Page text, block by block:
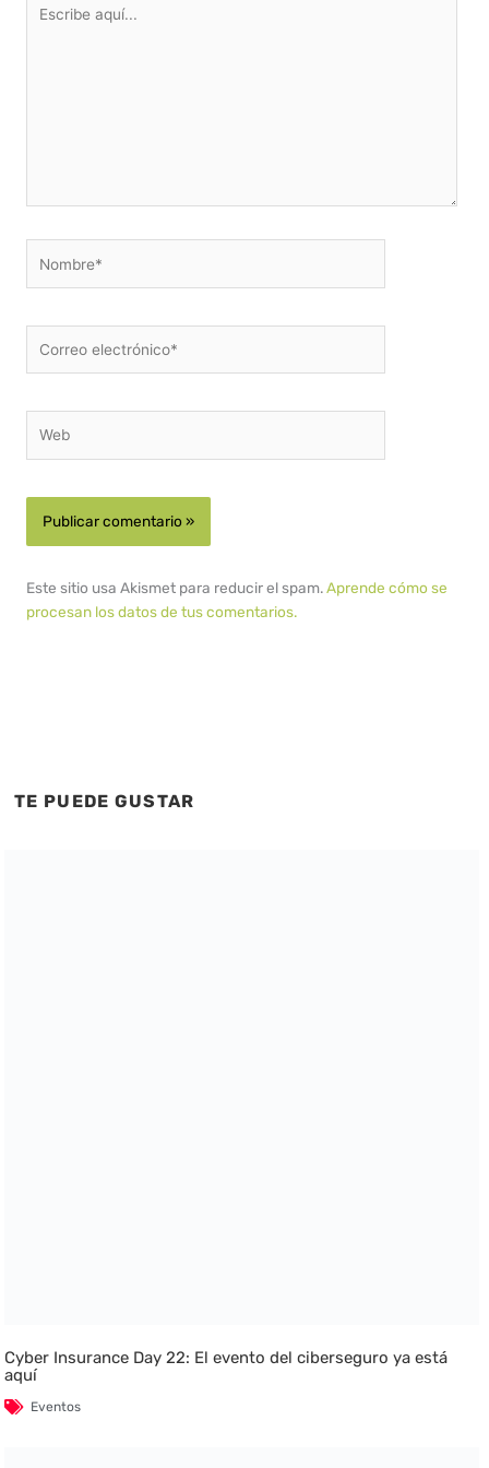
aquí...
electrónico*
Este sitio usa Akismet para reducir el spam.Aprende cómo se
procesan los datos de tus comentarios.
TE PUEDE GUSTAR
Cyber Insurance Day 22: El evento del ciberseguro ya está
aquí
Eventos